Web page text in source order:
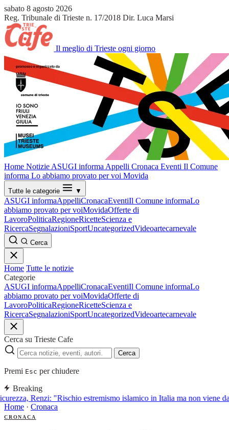
sabato 8 agosto 2026
Reg. Tribunale di Trieste n. 17/2018 Dir. Luca Marsi
Il meglio di Trieste ogni giorno
Home Notizie ASUGI informa Appelli Cronaca Eventi Il Comune
informa Lo abbiamo provato per voi Movida
Tutte le categorie ▼
ASUGI informaAppelliCronacaEventiIl Comune informaLo
abbiamo provato per voiMovidaOfferte di
LavoroPoliticaRegioneRicetteScienza e
RicercaSegnalazioniSportUncategorizedVideoartecarnevale
Cerca
Home Tutte le notizie
Categorie
ASUGI informaAppelliCronacaEventiIl Comune informaLo
abbiamo provato per voiMovidaOfferte di
LavoroPoliticaRegioneRicetteScienza e
RicercaSegnalazioniSportUncategorizedVideoartecarnevale
Cerca su Trieste Cafe
Cerca
Premi Esc per chiudere
Breaking
Renzi: "Rischio estremismo islamico in Italia ma non viene
Home · Cronaca
CRONACA